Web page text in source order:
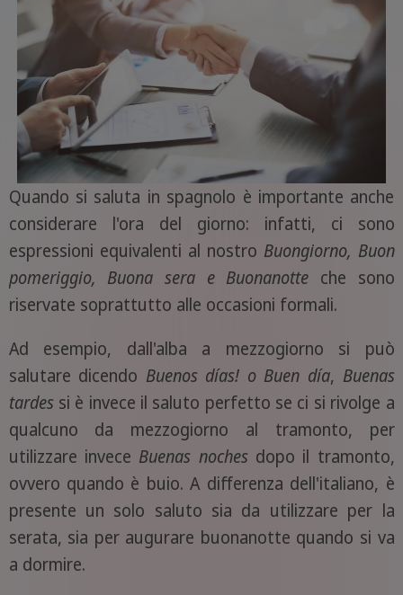
Quando si saluta in spagnolo è importante anche
considerare l'ora del giorno: infatti, ci sono
espressioni equivalenti al nostro Buongiorno, Buon
pomeriggio, Buona sera e Buonanotte che sono
riservate soprattutto alle occasioni formali.
Ad esempio, dall'alba a mezzogiorno si può
salutare dicendo Buenos días! o Buen día, Buenas
tardessi è invece il saluto perfetto se ci si rivolge a
qualcuno da mezzogiorno al tramonto, per
utilizzare invece Buenas nochesdopo il tramonto,
ovvero quando è buio. A differenza dell'italiano, è
presente un solo saluto sia da utilizzare per la
serata, sia per augurare buonanotte quando si va
a dormire.